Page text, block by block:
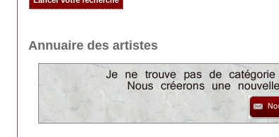
Annuaire des artistes